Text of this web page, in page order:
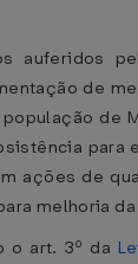
auferidos
de
de
para
ações de
melhoria
o art. 3º da